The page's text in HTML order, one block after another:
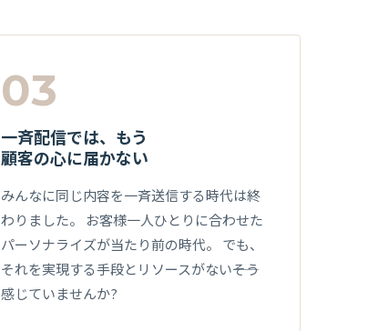
03
一斉配信では、もう
顧客の心に届かない
みんなに同じ内容を一斉送信する時代は終
わりました。 お客様一人ひとりに合わせた
パーソナライズが当たり前の時代。 でも、
それを実現する手段とリソースがない――そう
感じていませんか?